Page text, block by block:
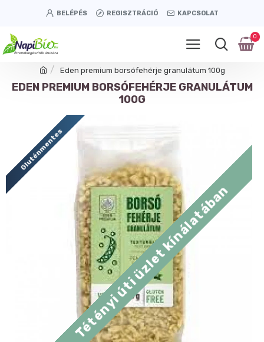
BELÉPÉS REGISZTRÁCIÓ KAPCSOLAT
0
Eden premium borsófehérje granulátum 100g
EDEN PREMIUM BORSÓFEHÉRJE GRANULÁTUM
100G
Gluténmentes
Tétényi úti üzlet kínálatában